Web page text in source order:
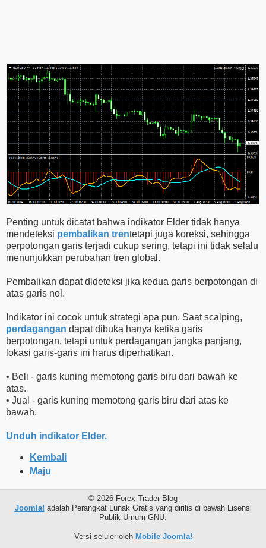
Penting untuk dicatat bahwa indikator Elder tidak hanya
mendeteksi pembalikan trentetapi juga koreksi, sehingga
perpotongan garis terjadi cukup sering, tetapi ini tidak selalu
menunjukkan perubahan tren global.
Pembalikan dapat dideteksi jika kedua garis berpotongan di
atas garis nol.
Indikator ini cocok untuk strategi apa pun. Saat scalping,
perdagangan dapat dibuka hanya ketika garis
berpotongan, tetapi untuk perdagangan jangka panjang,
lokasi garis-garis ini harus diperhatikan.
• Beli - garis kuning memotong garis biru dari bawah ke
atas.
• Jual - garis kuning memotong garis biru dari atas ke
bawah.
Unduh indikator Elder.
Kembali
Maju
© 2026 Forex Trader Blog
Joomla! adalah Perangkat Lunak Gratis yang dirilis di bawah Lisensi
Publik Umum GNU.
Versi seluler oleh Mobile Joomla!